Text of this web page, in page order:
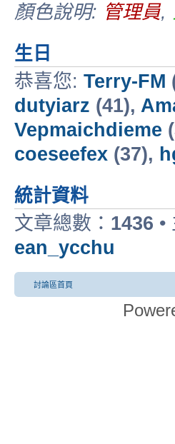
顏色說明: 管理員,
生日
恭喜您: Terry-FM
dutyiarz (41),
Vepmaichdieme
coeseefex (37),
統計資料
文章總數： 1436 •
ean_ycchu
討論區首頁